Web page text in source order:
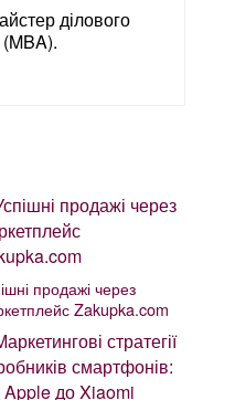
ділового
(MBA).
продажі через
Zakupka.com